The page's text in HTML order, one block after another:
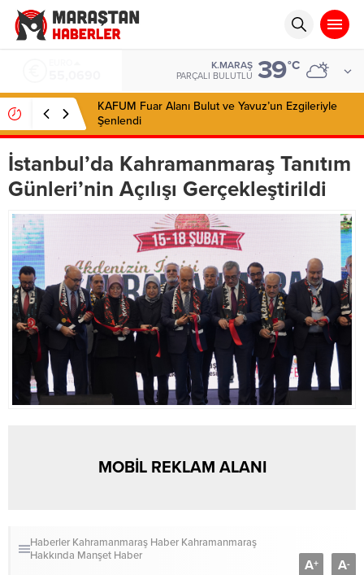
K.MARAŞ
PARÇALI BULUTLU 39°C
KAFUM Fuar Alanı Bulut ve Yavuz’un Ezgileriyle
Şenlendi
İstanbul’da Kahramanmaraş Tanıtım
Günleri’nin Açılışı Gerçekleştirildi
MOBİL REKLAM ALANI
Haberler Kahramanmaraş Haber Kahramanmaraş
Hakkında Manşet Haber
A+ A-